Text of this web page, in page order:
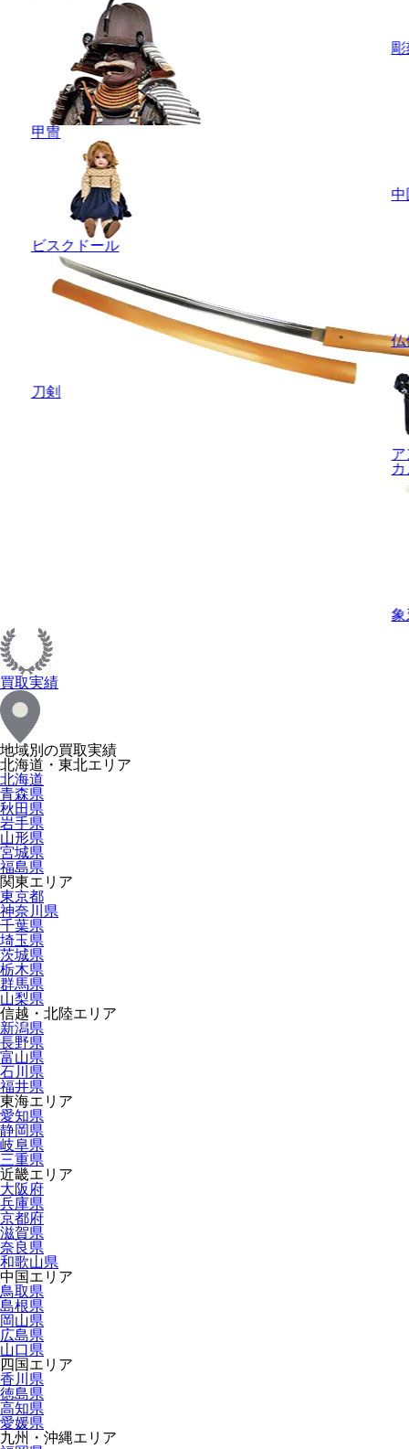
甲冑
ビスクドール
刀剣
彫
中
仏
ア
象
買取実績
地域別の買取実績
北海道・東北エリア
北海道
青森県
秋田県
岩手県
山形県
宮城県
福島県
関東エリア
東京都
神奈川県
千葉県
埼玉県
茨城県
栃木県
群馬県
山梨県
信越・北陸エリア
新潟県
長野県
富山県
石川県
福井県
東海エリア
愛知県
静岡県
岐阜県
三重県
近畿エリア
大阪府
兵庫県
京都府
滋賀県
奈良県
和歌山県
中国エリア
鳥取県
島根県
岡山県
広島県
山口県
四国エリア
香川県
徳島県
高知県
愛媛県
九州・沖縄エリア